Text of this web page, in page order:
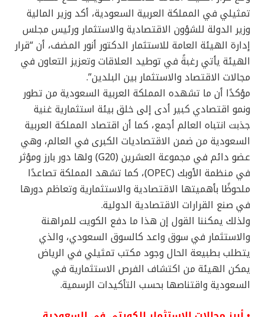
تمثيلي في المملكة العربية السعودية، أكد وزير المالية
وزير الدولة للشؤون الاقتصادية والاستثمار ورئيس مجلس
إدارة الهيئة العامة للاستثمار الدكتور أنور المضف، أن “قرار
الهيئة يأتي رغبةً في توطيد العلاقات وتعزيز التعاون في
مجالات الاقتصاد والاستثمار بين البلدين”.
مؤكدًا أن ما تشهده المملكة العربية السعودية من تطور
ونمو اقتصادي كبير أدى إلى خلق بيئة استثمارية غنية
جذبت انتباه العالم أجمع، كما أن اقتصاد المملكة العربية
السعودية من ضمن الاقتصاديات الكبرى في العالم، وهي
عضو دائم في مجموعة العشرين (G20) ولها دور بارز ومؤثر
في منظمة الأوبك (OPEC)، كما تشهد المملكة تصاعدًا
ملحوظًا بأهميتها الاقتصادية والاستثمارية وتعاظم دورها
في صنع القرارات الاقتصادية الدولية.
ولذلك يمكننا القول إن هذا ما دفع الكويت للمراهنة
والاستثمار في سوق واعد كالسوق السعودي، والذي
يتطلب بطبيعة الحال وجود مكتب تمثيلي في الرياض
يمكن الهيئة من اكتشاف الفرص الاستثمارية في
السعودية واقتناصها بحسب التأكيدات الرسمية.